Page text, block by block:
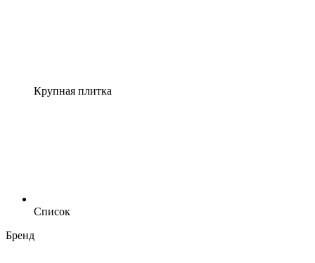
Крупная плитка
Список
Бренд